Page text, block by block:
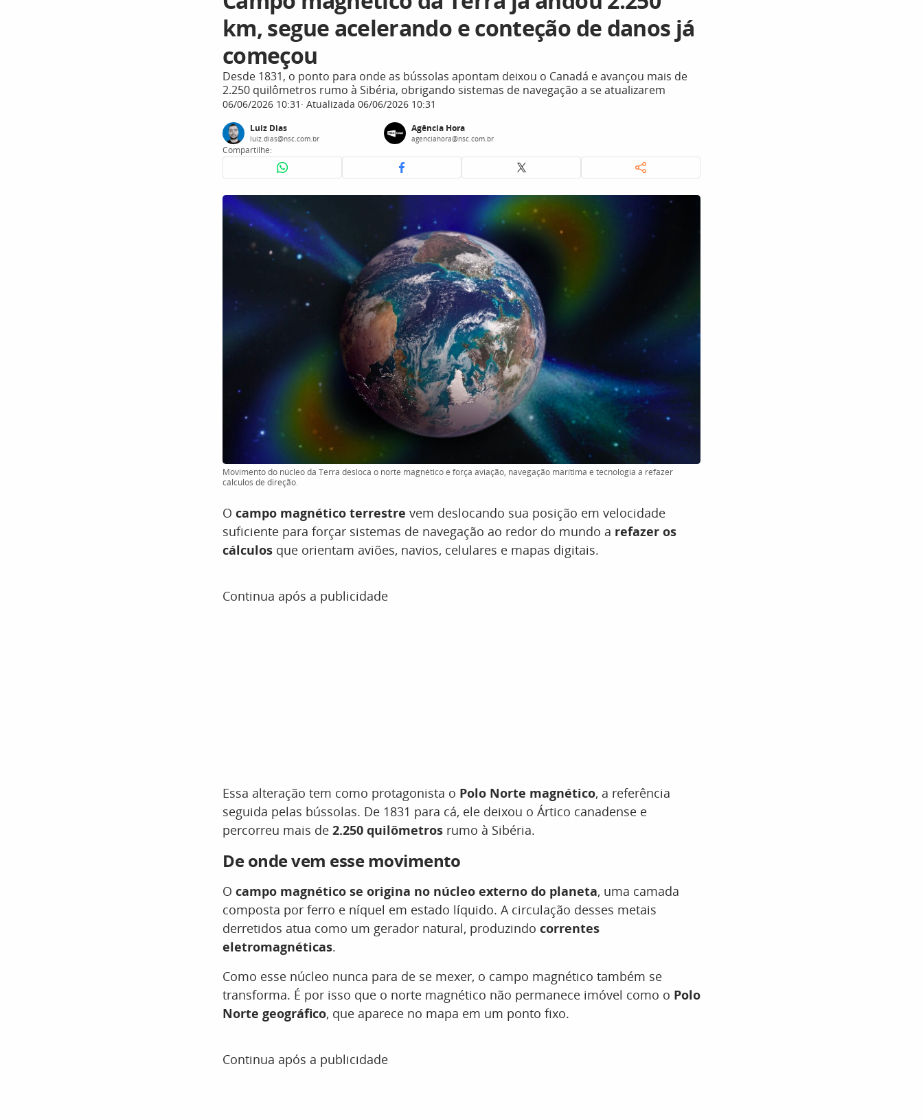
km, segue acelerando e conteção de danos já
começou
Desde 1831, o ponto para onde as bússolas apontam deixou o Canadá e avançou mais de
2.250 quilômetros rumo à Sibéria, obrigando sistemas de navegação a se atualizarem
06/06/2026 10:31 Atualizada 06/06/2026 10:31
Luiz Dias
luiz.dias@nsc.com.br
Agência Hora
agenciahora@nsc.com.br
Compartilhe:
Movimento do núcleo da Terra desloca o norte magnético e força aviação, navegação marítima e tecnologia a refazer
cálculos de direção.
O campo magnético terrestre vem deslocando sua posição em velocidade
suficiente para forçar sistemas de navegação ao redor do mundo a refazer os
cálculos que orientam aviões, navios, celulares e mapas digitais.
Continua após a publicidade
Essa alteração tem como protagonista o Polo Norte magnético, a referência
seguida pelas bússolas. De 1831 para cá, ele deixou o Ártico canadense e
percorreu mais de 2.250 quilômetros rumo à Sibéria.
De onde vem esse movimento
O campo magnético se origina no núcleo externo do planeta, uma camada
composta por ferro e níquel em estado líquido. A circulação desses metais
derretidos atua como um gerador natural, produzindo correntes
eletromagnéticas.
Como esse núcleo nunca para de se mexer, o campo magnético também se
transforma. É por isso que o norte magnético não permanece imóvel como o Polo
Norte geográfico, que aparece no mapa em um ponto fixo.
Continua após a publicidade